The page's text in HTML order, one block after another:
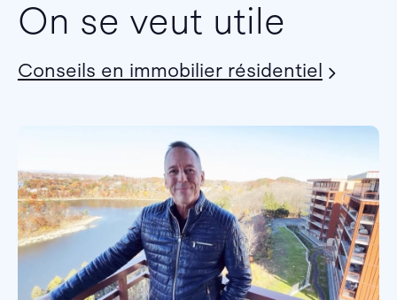
On se veut utile
Conseils en immobilier résidentiel